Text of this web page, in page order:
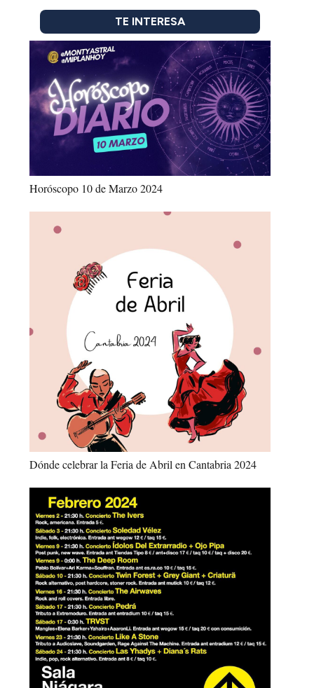
TE INTERESA
Horóscopo 10 de Marzo 2024
Dónde celebrar la Feria de Abril en Cantabria 2024